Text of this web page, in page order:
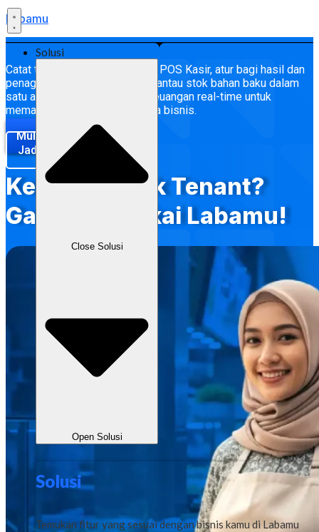
Labamu
Solusi
Close Solusi
Open Solusi
Solusi
Temukan fitur yang sesuai dengan bisnis kamu di Labamu
Catat transaksi otomatis lewat POS Kasir, atur bagi hasil dan
penagihan antar tenant, serta pantau stok bahan baku dalam
satu aplikasi. Akses laporan keuangan real-time untuk
memantau omzet dan performa bisnis.
Mulai Sekarang
Jadwalkan Demo
Kelola Banyak Tenant?
Gampang Pakai Labamu!